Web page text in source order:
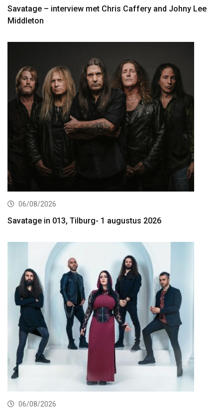
Savatage – interview met Chris Caffery and Johny Lee
Middleton
06/08/2026
Savatage in 013, Tilburg- 1 augustus 2026
06/08/2026